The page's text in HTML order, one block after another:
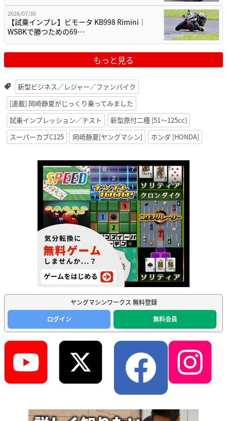
2026/07/30
【試乗インプレ】ビモータ KB998 Rimini｜
WSBKで勝つための69…
もっと見る
新型ビジネス／レジャー／ファンバイク
[連載] 岡崎静夏がじっくり乗ってみました
試乗インプレッション／テスト
新型原付二種 [51〜125cc]
スーパーカブC125
岡崎静夏[ヤングマシン] ホンダ [HONDA]
ヤングマシンワークス 無料登録
ログイン
無料会員